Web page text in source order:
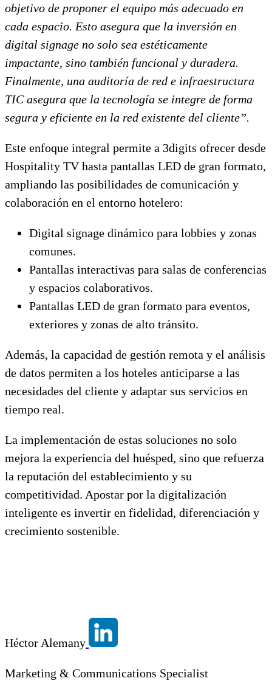
objetivo de proponer el equipo más adecuado en
cada espacio. Esto asegura que la inversión en
digital signage no solo sea estéticamente
impactante, sino también funcional y duradera.
Finalmente, una auditoría de red e infraestructura
TIC asegura que la tecnología se integre de forma
segura y eficiente en la red existente del cliente”.
Este enfoque integral permite a 3digits ofrecer desde
Hospitality TV hasta pantallas LED de gran formato,
ampliando las posibilidades de comunicación y
colaboración en el entorno hotelero:
Digital signage dinámico para lobbies y zonas
comunes.
Pantallas interactivas para salas de conferencias
y espacios colaborativos.
Pantallas LED de gran formato para eventos,
exteriores y zonas de alto tránsito.
Además, la capacidad de gestión remota y el análisis
de datos permiten a los hoteles anticiparse a las
necesidades del cliente y adaptar sus servicios en
tiempo real.
La implementación de estas soluciones no solo
mejora la experiencia del huésped, sino que refuerza
la reputación del establecimiento y su
competitividad. Apostar por la digitalización
inteligente es invertir en fidelidad, diferenciación y
crecimiento sostenible.
Héctor Alemany
Marketing & Communications Specialist